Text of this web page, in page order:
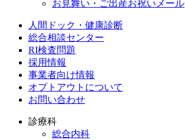
お見舞い・ご出産お祝いメール
人間ドック・健康診断
総合相談センター
RI検査問題
採用情報
事業者向け情報
オプトアウトについて
お問い合わせ
診療科
総合内科